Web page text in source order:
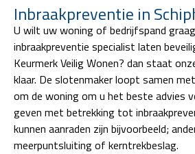
Inbraakpreventie in
U wilt uw woning of bedrijfspand
inbraakpreventie specialist laten
Keurmerk Veilig Wonen? dan staat
klaar. De slotenmaker loopt samen
om de woning om u het beste advies
geven met betrekking tot
kunnen aanraden zijn bijvoorbeeld;
meerpuntsluiting of kerntrekbeslag.